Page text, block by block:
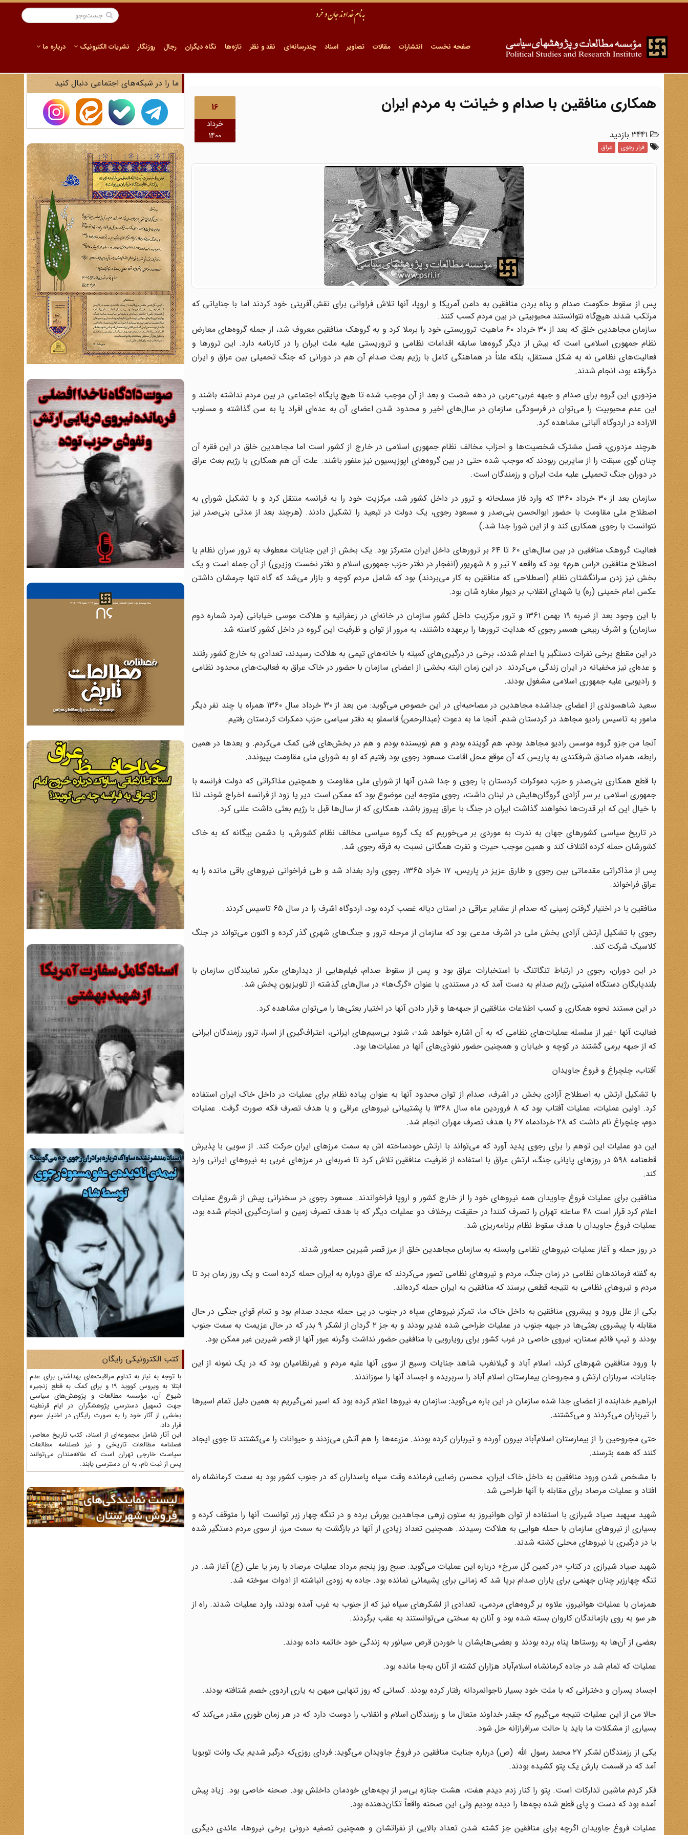
صفحه نخست انتشارات مقالات تصاویر اسناد چندرسانه‌ای نقد و نظر تازه‌ها نگاه دیگران رجال روزنگار نشریات الکترونیک درباره ما
16
خرداد
1400
همکاری منافقین با صدام و خیانت به مردم ایران
فرار رجوی عراق
پس از سقوط حکومت صدام و پناه بردن منافقین به دامن آمریکا و اروپا، آنها تلاش فراوانی برای نقش آفرینی خود کردند اما با جنایاتی که
مرتکب شدند هیچ‌گاه نتوانستند محبوبیتی در بین مردم کسب کنند.
سازمان مجاهدین خلق که بعد از ۳۰ خرداد ۶۰ ماهیت تروریستی خود را برملا کرد و به گروهک منافقین معروف شد، از جمله گروه‌های معارض
نظام جمهوری اسلامی است که بیش از دیگر گروه‌ها سابقه اقدامات نظامی و تروریستی علیه ملت ایران را در کارنامه دارد. این ترورها و
فعالیت‌های نظامی نه به شکل مستقل، بلکه علناً در هماهنگی کامل با رژیم بعث صدام آن هم در دورانی که جنگ تحمیلی بین عراق و ایران
درگرفته بود، انجام شدند.
مزدوریِ این گروه برای صدام و جبهه غربی-عربی در دهه شصت و بعد از آن موجب شده تا هیچ پایگاه اجتماعی در بین مردم نداشته باشند و
این عدم محبوبیت را می‌توان در فرسودگی سازمان در سال‌های اخیر و محدود شدن اعضای آن به عده‌ای افراد پا به سن گذاشته و مسلوب
الاراده در اردوگاه آلبانی مشاهده کرد.
هرچند مزدوری، فصل مشترک شخصیت‌ها و احزاب مخالف نظام جمهوری اسلامی در خارج از کشور است اما مجاهدین خلق در این فقره آن
چنان گوی سبقت را از سایرین ربودند که موجب شده حتی در بین گروه‌های اپوزیسیون نیز منفور باشند. علت آن هم همکاری با رژیم بعث عراق
در دوران جنگ تحمیلی علیه ملت ایران و رزمندگان است.
سازمان بعد از ۳۰ خرداد ۱۳۶۰ که وارد فاز مسلحانه و ترور در داخل کشور شد، مرکزیت خود را به فرانسه منتقل کرد و با تشکیل شورای به
اصطلاح ملی مقاومت با حضور ابوالحسن بنی‌صدر و مسعود رجوی، یک دولت در تبعید را تشکیل دادند. (هرچند بعد از مدتی بنی‌صدر نیز
نتوانست با رجوی همکاری کند و از این شورا جدا شد.)
فعالیت گروهک منافقین در بین سال‌های ۶۰ تا ۶۴ بر ترورهای داخل ایران متمرکز بود. یک بخش از این جنایات معطوف به ترور سران نظام یا
اصطلاح منافقین «راس هرم» بود که واقعه ۷ تیر و ۸ شهریور (انفجار در دفتر حزب جمهوری اسلام و دفتر نخست وزیری) از آن جمله است و یک
بخش نیز زدن سرانگشتان نظام (اصطلاحی که منافقین به کار می‌بردند) بود که شامل مردم کوچه و بازار می‌شد که گاه تنها جرمشان داشتن
عکس امام خمینی (ره) یا شهدای انقلاب بر دیوار مغازه شان بود.
با این وجود بعد از ضربه ۱۹ بهمن ۱۳۶۱ و ترور مرکزیتِ داخل کشورِ سازمان در خانه‌ای در زعفرانیه و هلاکت موسی خیابانی (مرد شماره دوم
سازمان) و اشرف ربیعی همسر رجوی که هدایت ترورها را برعهده داشتند، به مرور از توان و ظرفیت این گروه در داخل کشور کاسته شد.
در این مقطع برخی نفرات دستگیر یا اعدام شدند، برخی در درگیری‌های کمیته با خانه‌های تیمی به هلاکت رسیدند، تعدادی به خارج کشور رفتند
و عده‌ای نیز مخفیانه در ایران زندگی می‌کردند. در این زمان البته بخشی از اعضای سازمان با حضور در خاک عراق به فعالیت‌های محدود نظامی
و رادیویی علیه جمهوری اسلامی مشغول بودند.
سعید شاهسوندی از اعضای جداشده مجاهدین در مصاحبه‌ای در این خصوص می‌گوید: من بعد از ۳۰ خرداد سال ۱۳۶۰ همراه با چند نفر دیگر
مامور به تاسیس رادیو مجاهد در کردستان شدم. آنجا ما به دعوت {عبدالرحمن} قاسملو به دفتر سیاسی حزب دمکرات کردستان رفتیم.
آنجا من جزو گروه موسس رادیو مجاهد بودم، هم گوینده بودم و هم نویسنده بودم و هم در بخش‌های فنی کمک می‌کردم. و بعدها در همین
رابطه، همراه صادق شرفکندی به پاریس که آن موقع محل اقامت مسعود رجوی بود رفتیم که او به شورای ملی مقاومت بپیوندد.
با قطع همکاری بنی‌صدر و حزب دموکرات کردستان با رجوی و جدا شدن آنها از شورای ملی مقاومت و همچنین مذاکراتی که دولت فرانسه با
جمهوری اسلامی بر سر آزادی گروگان‌هایش در لبنان داشت، رجوی متوجه این موضوع بود که ممکن است دیر یا زود از فرانسه اخراج شوند، لذا
با خیال این که ابر قدرت‌ها نخواهند گذاشت ایران در جنگ با عراق پیروز باشد، همکاری که از سال‌ها قبل با رژیم بعثی داشت علنی کرد.
در تاریخ سیاسی کشورهای جهان به ندرت به موردی بر می‌خوریم که یک گروه سیاسی مخالف نظام کشورش، با دشمن بیگانه که به خاک
کشورشان حمله کرده ائتلاف کند و همین موجب حیرت و نفرت همگانی نسبت به فرقه رجوی شد.
پس از مذاکراتی مقدماتی بین رجوی و طارق عزیز در پاریس، ۱۷ خراد ۱۳۶۵، رجوی وارد بغداد شد و طی فراخوانی نیروهای باقی مانده را به
عراق فراخواند.
منافقین با در اختیار گرفتن زمینی که صدام از عشایر عراقی در استان دیاله غصب کرده بود، اردوگاه اشرف را در سال ۶۵ تاسیس کردند.
رجوی با تشکیل ارتش آزادی بخش ملی در اشرف مدعی بود که سازمان از مرحله ترور و جنگ‌های شهری گذر کرده و اکنون می‌تواند در جنگ
کلاسیک شرکت کند.
در این دوران، رجوی در ارتباط تنگاتنگ با استخبارات عراق بود و پس از سقوط صدام، فیلم‌هایی از دیدارهای مکرر نمایندگان سازمان با
بلندپایگان دستگاه امنیتی رژیم صدام به دست آمد که در مستندی با عنوان «گرگ‌ها» در سال‌های گذشته از تلویزیون پخش شد.
در این مستند نحوه همکاری و کسب اطلاعات منافقین از جبهه‌ها و قرار دادن آنها در اختیار بعثی‌ها را می‌توان مشاهده کرد.
فعالیت آنها -غیر از سلسله عملیات‌های نظامی که به آن اشاره خواهد شد-، شنود بی‌سیم‌های ایرانی، اعتراف‌گیری از اسرا، ترور رزمندگان ایرانی
که از جبهه برمی گشتند در کوچه و خیابان و همچنین حضور نفوذی‌های آنها در عملیات‌ها بود.
آفتاب، چلچراغ و فروغ جاویدان
با تشکیل ارتش به اصطلاح آزادی بخش در اشرف، صدام از توان محدود آنها به عنوان پیاده نظام برای عملیات در داخل خاک ایران استفاده
کرد. اولین عملیات، عملیات آفتاب بود که ۸ فروردین ماه سال ۱۳۶۸ با پشتیبانی نیروهای عراقی و با هدف تصرف فکه صورت گرفت. عملیات
دوم، چلچراغ نام داشت که ۲۸ خردادماه ۶۷ با هدف تصرف مهران انجام شد.
این دو عملیات این توهم را برای رجوی پدید آورد که می‌تواند با ارتش خودساخته اش به سمت مرزهای ایران حرکت کند. از سویی با پذیرش
قطعنامه ۵۹۸ در روزهای پایانی جنگ، ارتش عراق با استفاده از ظرفیت منافقین تلاش کرد تا ضربه‌ای در مرزهای غربی به نیروهای ایرانی وارد
کند.
منافقین برای عملیات فروغ جاویدان همه نیروهای خود را از خارج کشور و اروپا فراخواندند. مسعود رجوی در سخنرانی پیش از شروع عملیات
اعلام کرد قرار است ۴۸ ساعته تهران را تصرف کنند! در حقیقت برخلاف دو عملیات دیگر که با هدف تصرف زمین و اسارت‌گیری انجام شده بود،
عملیات فروغ جاویدان با هدف سقوط نظام برنامه‌ریزی شد.
در روز حمله و آغاز عملیات نیروهای نظامی وابسته به سازمان مجاهدین خلق از مرز قصر شیرین حمله‌ور شدند.
به گفته فرماندهان نظامی در زمان جنگ، مردم و نیروهای نظامی تصور می‌کردند که عراق دوباره به ایران حمله کرده است و یک روز زمان برد تا
مردم و نیروهای نظامی به نتیجه قطعی برسند که منافقین به ایران حمله کرده‌اند.
یکی از علل ورود و پیشروی منافقین به داخل خاک ما، تمرکز نیروهای سپاه در جنوب در پی حمله مجدد صدام بود و تمام قوای جنگی در حال
مقابله با پیشروی بعثی‌ها در جبهه جنوب در عملیات طراحی شده غدیر بودند و به جز ۲ گردان از لشکر ۹ بدر که در حال عزیمت به سمت جنوب
بودند و تیپ قائم سمنان، نیروی خاصی در غرب کشور برای رویارویی با منافقین حضور نداشت وگرنه عبور آنها از قصر شیرین غیر ممکن بود.
با ورود منافقین شهرهای کرند، اسلام آباد و گیلانغرب شاهد جنایات وسیع از سوی آنها علیه مردم و غیرنظامیان بود که در یک نمونه از این
جنایات، سربازان ارتش و مجروحان بیمارستان اسلام آباد را سربریده و اجساد آنها را سوزاندند.
ابراهیم خدابنده از اعضای جدا شده سازمان در این باره می‌گوید: سازمان به نیروها اعلام کرده بود که اسیر نمی‌گیریم به همین دلیل تمام اسیرها
را تیرباران می‌کردند و می‌کشتند.
حتی مجروحین را از بیمارستان اسلام‌آباد بیرون آورده و تیرباران کرده بودند. مزرعه‌ها را هم آتش می‌زدند و حیوانات را می‌کشتند تا جوی ایجاد
کنند که همه بترسند.
با مشخص شدن ورود منافقین به داخل خاک ایران، محسن رضایی فرمانده وقت سپاه پاسداران که در جنوب کشور بود به سمت کرمانشاه راه
افتاد و عملیات مرصاد برای مقابله با آنها طراحی شد.
شهید سپهبد صیاد شیرازی با استفاده از توان هوانیروز به ستون زرهی مجاهدین یورش برده و در تنگه چهار زبر توانست آنها را متوقف کرده و
بسیاری از نیروهای سازمان با حمله هوایی به هلاکت رسیدند. همچنین تعداد زیادی از آنها در بازگشت به سمت مرز، از سوی مردم دستگیر شده
یا در درگیری با نیروهای محلی کشته شدند.
شهید صیاد شیرازی در کتابِ «در کمین گل سرخ» درباره این عملیات می‌گوید: صبح روز پنجم مرداد عملیات مرصاد با رمز یا علی (ع) آغاز شد. در
تنگه چهارزبر چنان جهنمی برای یاران صدام برپا شد که زمانی برای پشیمانی نمانده بود. جاده به زودی انباشته از ادوات سوخته شد.
همزمان با عملیات هوانیروز، علاوه بر گروه‌های مردمی، تعدادی از لشکرهای سپاه نیز که از جنوب به غرب آمده بودند، وارد عملیات شدند. راه از
هر سو به روی بازماندگان کاروان بسته شده بود و آنان به سختی می‌توانستند به عقب برگردند.
بعضی از آن‌ها به روستاها پناه برده بودند و بعضی‌هایشان با خوردن قرص سیانور به زندگی خود خاتمه داده بودند.
عملیات که تمام شد در جاده کرمانشاه اسلام‌آباد هزاران کشته از آنان به‌جا مانده بود.
اجساد پسران و دخترانی که با ملت خود بسیار ناجوانمردانه رفتار کرده بودند. کسانی که روز تنهایی میهن به یاری اردوی خصم شتافته بودند.
حالا من از این عملیات نتیجه می‌گیرم که چقدر خداوند متعال ما و رزمندگان اسلام و انقلاب را دوست دارد که در هر زمان طوری مقدر می‌کند که
بسیاری از مشکلات ما باید با حالت سرافرازانه حل شود.
یکی از رزمندگان لشکر ۲۷ محمد رسول الله (ص) درباره جنایت منافقین در فروغ جاویدان می‌گوید: فردای روزی‌که درگیر شدیم یک وانت تویویا
آمد که در قسمت بارش یک پتو کشیده بودند.
فکر کردم ماشین تدارکات است. پتو را کنار زدم دیدم هفت، هشت جنازه بی‌سر از بچه‌های خودمان داخلش بود. صحنه خاصی بود. زیاد پیش
آمده بود که دست و پای قطع شده بچه‌ها را دیده بودیم ولی این صحنه واقعاً تکان‌دهنده بود.
عملیات فروغ جاویدان اگرچه برای منافقین جز کشته شدن تعداد بالایی از نفراتشان و همچنین تصفیه درونی برخی نیروها، عائدی دیگری
ما را در شبکه‌های اجتماعی دنبال کنید
کتب الکترونیکی رایگان
با توجه به نیاز به تداوم مراقبت‌های بهداشتی برای عدم
ابتلا به ویروس کووید 19 و برای کمک به قطع زنجیره
شیوع آن، مؤسسه مطالعات و پژوهش‌های سیاسی
جهت تسهیل دسترسی پژوهشگران در ایام قرنطینه
بخشی از آثار خود را به صورت رایگان در اختیار عموم
قرار داد.
این آثار شامل مجموعه‌ای از اسناد، کتب تاریخ معاصر،
فصلنامه‌ مطالعات تاریخی و نیز فصلنامه مطالعات
سیاست خارجی تهران است که علاقه‌مندان می‌توانند
پس از ثبت نام، به آن دسترسی یابند.